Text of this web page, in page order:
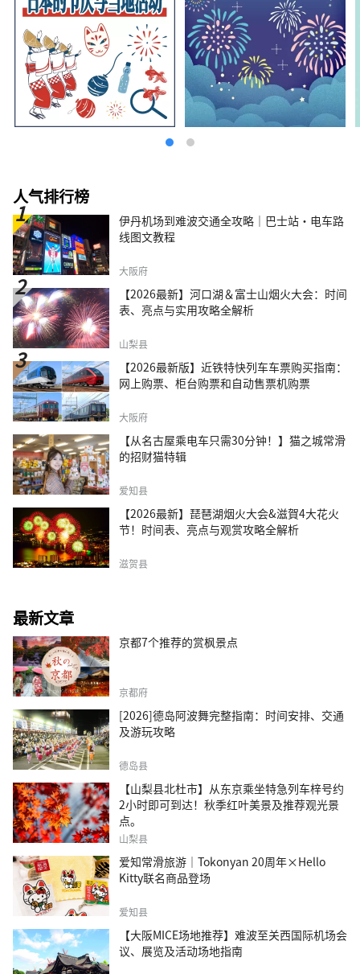
人气排行榜
伊丹机场到难波交通全攻略｜巴士站・电车路
线图文教程
大阪府
【2026最新】河口湖＆富士山烟火大会：时间
表、亮点与实用攻略全解析
山梨县
【2026最新版】近铁特快列车车票购买指南：
网上购票、柜台购票和自动售票机购票
大阪府
【从名古屋乘电车只需30分钟！】猫之城常滑
的招财猫特辑
爱知县
【2026最新】琵琶湖烟火大会&滋賀4大花火
节！时间表、亮点与观赏攻略全解析
滋贺县
最新文章
京都7个推荐的赏枫景点
京都府
[2026]德岛阿波舞完整指南：时间安排、交通
及游玩攻略
德岛县
【山梨县北杜市】从东京乘坐特急列车梓号约
2小时即可到达！秋季红叶美景及推荐观光景
点。
山梨县
爱知常滑旅游｜Tokonyan 20周年×Hello
Kitty联名商品登场
爱知县
【大阪MICE场地推荐】难波至关西国际机场会
议、展览及活动场地指南